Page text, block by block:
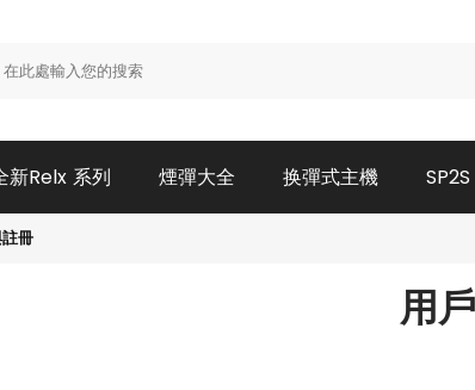
新Relx 系列 煙彈大全 换彈式主機 SP2S
冊
用